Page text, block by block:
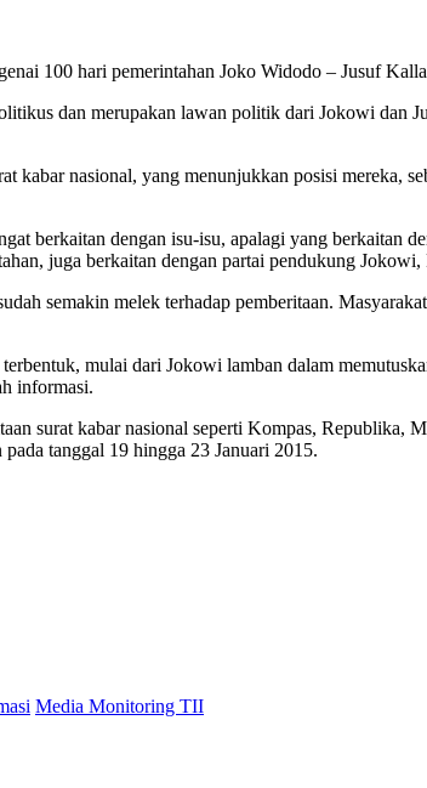
100 hari pemerintahan Joko Widodo – Jusuf
dan merupakan lawan politik dari Jokowi dan
kabar nasional, yang menunjukkan posisi mereka,
berkaitan dengan isu-isu, apalagi yang berkaitan
juga berkaitan dengan partai pendukung
semakin melek terhadap pemberitaan.
mulai dari Jokowi lamban dalam
informasi.
surat kabar nasional seperti Kompas, Republika,
tanggal 19 hingga 23 Januari 2015.
Media Monitoring TII